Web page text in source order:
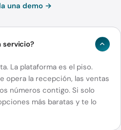
una demo →
servicio?
La plataforma es el piso.
opera la recepción, las ventas
números contigo. Si solo
más baratas y te lo